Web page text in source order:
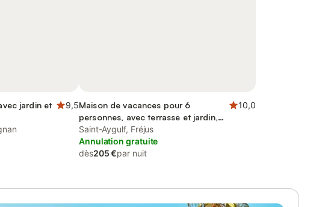
jardin et
9,5Maison de vacances pour 6
personnes, avec terrasse et jardin,
animaux acceptés
10,0
Saint-Aygulf, Fréjus
Annulation gratuite
dès205 €par nuit